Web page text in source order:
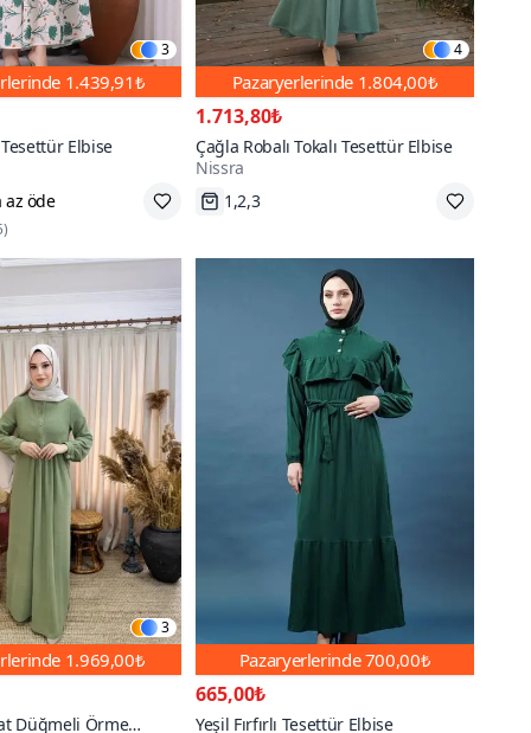
3
1.439,91₺
Elbise
)
4
Pazaryerlerinde 1.804,00₺
1.713,80₺
Çağla Robalı Tokalı Tesettür Elbise
Nissra
Hızlı Kargo
3
1.969,00₺
Düğmeli Örme
Pazaryerlerinde700,00₺
665,00₺
Yeşil Fırfırlı Tesettür Elbise